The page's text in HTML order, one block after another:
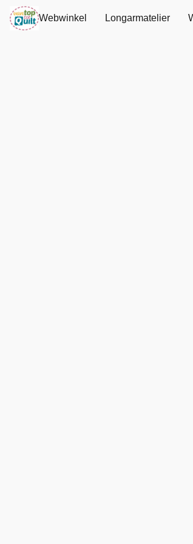
Webwinkel Longarmatelier